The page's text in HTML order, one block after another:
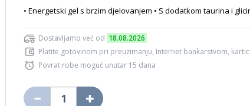
• Energetski gel s brzim djelovanjem • S dodatkom taurina i
Dostavljamo već od 18.08.2026
Platite gotovinom pri preuzimanju, Internet bankarstvom,
Povrat robe moguć unutar 15 dana